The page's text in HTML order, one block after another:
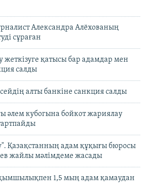
Александра Алёхованың
сұраған
жеткізуге қатысы бар адамдар мен
салды
алты банкіне санкция салды
әлем кубогына бойкот жариялау
Қазақстанның адам құқығы бюросы
жайлы мәлімдеме жасады
1,5 мың адам қамаудан